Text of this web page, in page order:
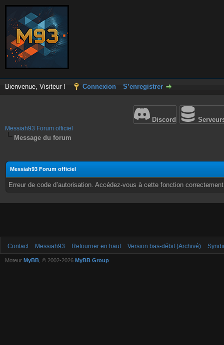
Bienvenue, Visiteur ! Connexion S’enregistrer
Discord
Messiah93 Forum officiel
Message du forum
Messiah93 Forum officiel
Erreur de code d’autorisation. Accédez-vous à cette fonction
Contact Messiah93 Retourner en haut Version bas-débit (Archivé)
Moteur MyBB , © 2002-2026 MyBB Group